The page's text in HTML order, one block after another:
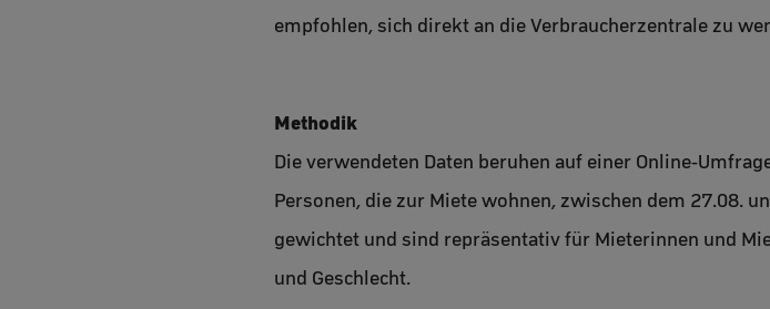
empfohlen, sich direkt an die Verbraucherzentrale zu
Methodik
Die verwendeten Daten beruhen auf einer Online-
Personen, die zur Miete wohnen, zwischen dem 27.08.
gewichtet und sind repräsentativ für Mieterinnen und
und Geschlecht.